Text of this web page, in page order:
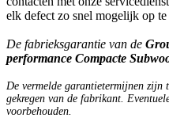
elk defect zo snel mogelijk op te
De fabrieksgarantie van de
performance Compacte
De vermelde garantietermijnen zijn
gekregen van de fabrikant.
voorbehouden.